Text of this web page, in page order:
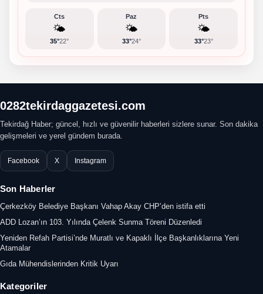
Cts
🌤️
35°22°
Paz
🌤️
33°24°
Pts
🌤️
33°23°
0282tekirdaggazetesi.com
Tekirdağ Haber; güncel, hızlı ve güvenilir haberleri sizlere sunar. Son dakika
gelişmeleri ve yerel gündem burada.
Facebook X Instagram
Son Haberler
Çerkezköy Belediye Başkanı Vahap Akay CHP’den istifa etti
ADD Lozan’ın 103. Yılında Çelenk Sunma Töreni Düzenledi
Yeniden Refah Partisi’nde Muratlı ve Kapaklı İlçe Başkanlıklarına Yeni
Atamalar
Gıda Mühendislerinden Kritik Uyarı
Kategoriler